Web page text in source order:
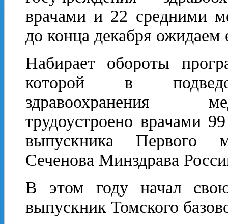
врачами и 22 средними
до конца декабря ожидаем
Набирает обороты
которой в
здравоохранения
трудоустроено врачами
выпускника Первого
Сеченова Минздрава
В этом году начал
выпускник Томского